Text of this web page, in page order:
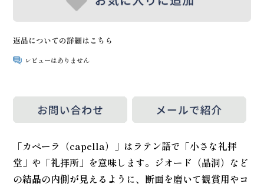
返品についての詳細はこちら
レビューはありません
「カペーラ（capella）」はラテン語で「小さな礼拝
堂」や「礼拝所」を意味します。ジオード（晶洞）など
の結晶の内側が見えるように、断面を磨いて観賞用やコ